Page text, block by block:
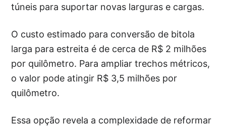
túneis para suportar novas larguras e cargas.
O custo estimado para conversão de bitola
larga para estreita é de cerca de R$ 2 milhões
por quilômetro. Para ampliar trechos métricos,
o valor pode atingir R$ 3,5 milhões por
quilômetro.
Essa opção revela a complexidade de reformar